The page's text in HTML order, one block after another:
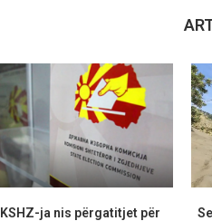
KSHZ-ja nis përgatitjet për